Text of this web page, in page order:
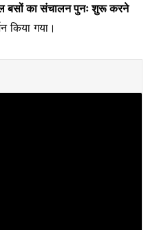
बसों का संचालन पुनः शुरू करने
किया गया।